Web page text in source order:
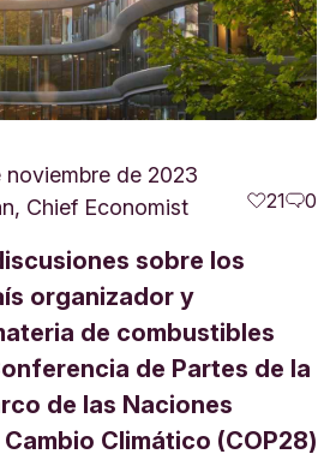
noviembre de 2023
Chief Economist 21 0
sobre los
organizador y
de combustibles
de Partes de la
de las Naciones
Climático (COP28)